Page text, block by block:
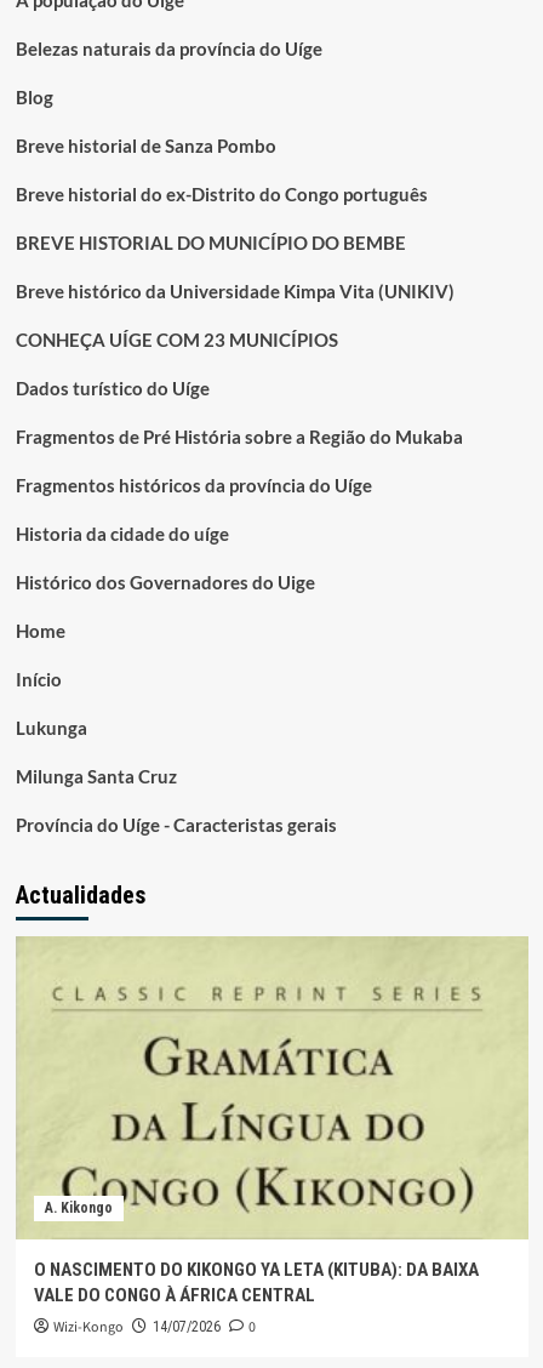
Belezas naturais da província do Uíge
Blog
Breve historial de Sanza Pombo
Breve historial do ex-Distrito do Congo português
BREVE HISTORIAL DO MUNICÍPIO DO BEMBE
Breve histórico da Universidade Kimpa Vita (UNIKIV)
CONHEÇA UÍGE COM 23 MUNICÍPIOS
Dados turístico do Uíge
Fragmentos de Pré História sobre a Região do Mukaba
Fragmentos históricos da província do Uíge
Historia da cidade do uíge
Histórico dos Governadores do Uige
Home
Início
Lukunga
Milunga Santa Cruz
Província do Uíge - Caracteristas gerais
Actualidades
A. Kikongo
O NASCIMENTO DO KIKONGO YA LETA (KITUBA): DA BAIXA
VALE DO CONGO À ÁFRICA CENTRAL
Wizi-Kongo 14/07/2026 0